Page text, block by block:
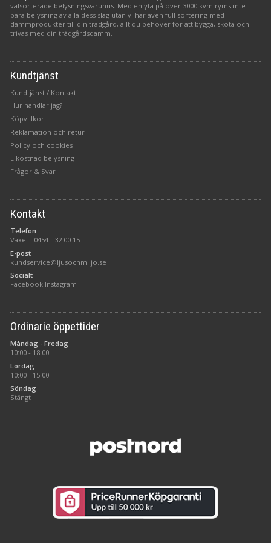
välsorterade belysningsvaruhus. Med en yta på över 3000 kvm ryms inte
bara belysning av alla dess slag utan vi har även full sortering med
dammprodukter till din trädgård, allt du behöver för att bygga, sköta och
trivas med din trädgårdsdamm.
Kundtjänst
Kundtjänst / Kontakt
Hur handlar jag?
Köpvillkor
Reklamation och retur
Policy och cookies
Elkostnad belysning
Frågor & Svar
Kontakt
Telefon
Växel - 0454 - 32 00 15
E-post
kundservice@ljusochmiljo.se
Socialt
Facebook Instagram
Ordinarie öppettider
Måndag - Fredag
10:00 - 18:00
Lördag
10:00 - 15:00
Söndag
Stängt